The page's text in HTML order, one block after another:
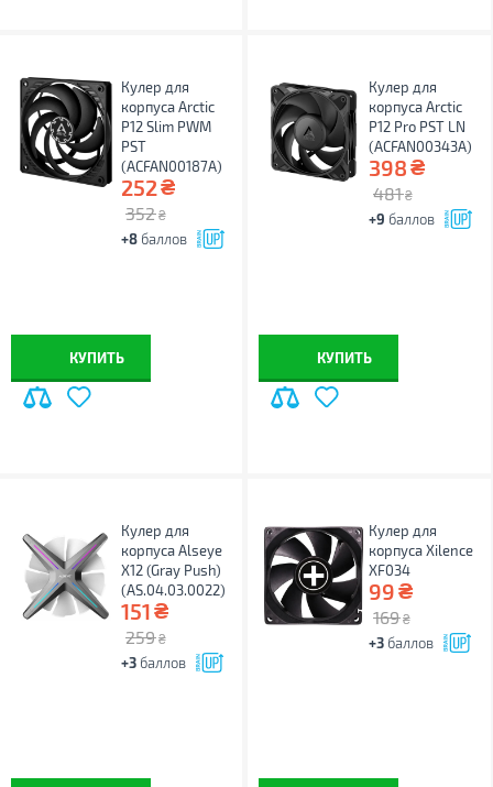
Кулер для
корпуса Arctic
P12 Slim PWM
PST
(ACFAN00187A)
252₴
352 ₴
+8 баллов
КУПИТЬ
Кулер для
корпуса Arctic
P12 Pro PST LN
(ACFAN00343A)
398₴
481 ₴
+9 баллов
КУПИТЬ
Кулер для
корпуса Alseye
X12 (Gray Push)
(AS.04.03.0022)
151₴
259 ₴
+3 баллов
Кулер для
корпуса Xilence
XF034
99₴
169 ₴
+3 баллов